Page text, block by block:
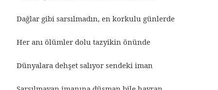
Dağlar gibi sarsılmadın, en korkulu günlerde
Her anı ölümler dolu tazyikin önünde
Dünyalara dehşet salıyor sendeki iman